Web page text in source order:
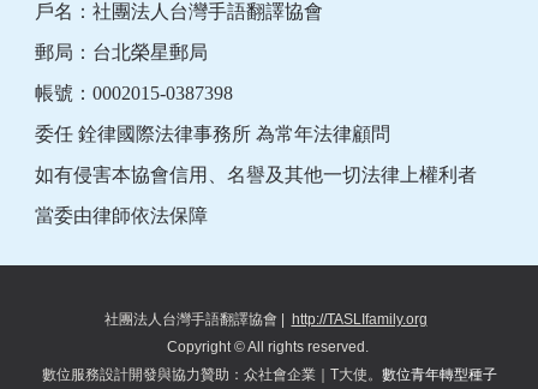
戶名：社團法人台灣手語翻譯協會
郵局：台北榮星郵局
帳號：0002015-0387398
委任 銓律國際法律事務所 為常年法律顧問
如有侵害本協會信用、名譽及其他一切法律上權利者
當委由律師依法保障
社團法人台灣手語翻譯協會
http://TASLIfamily.org
Copyright © All rights reserved.
數位服務設計開發與協力贊助 ： 众社會企業｜T大使。 數位青年轉型種子